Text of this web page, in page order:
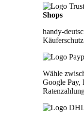
Shops
handy-
Wähle
Google Pay,